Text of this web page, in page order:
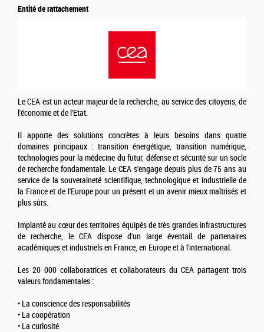
Entité de rattachement
Le CEA est un acteur majeur de la recherche, au service des citoyens, de
l'économie et de l'Etat.
Il apporte des solutions concrètes à leurs besoins dans quatre
domaines principaux : transition énergétique, transition numérique,
technologies pour la médecine du futur, défense et sécurité sur un socle
de recherche fondamentale. Le CEA s'engage depuis plus de 75 ans au
service de la souveraineté scientifique, technologique et industrielle de
la France et de l'Europe pour un présent et un avenir mieux maîtrisés et
plus sûrs.
Implanté au cœur des territoires équipés de très grandes infrastructures
de recherche, le CEA dispose d'un large éventail de partenaires
académiques et industriels en France, en Europe et à l'international.
Les 20 000 collaboratrices et collaborateurs du CEA partagent trois
valeurs fondamentales :
• La conscience des responsabilités
• La coopération
• La curiosité